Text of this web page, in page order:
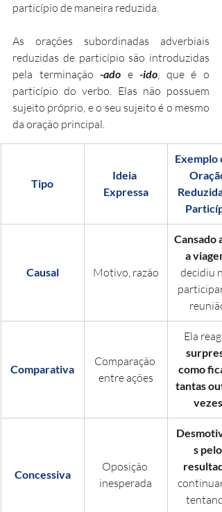
particípio de maneira reduzida.
As orações subordinadas adverbiais
reduzidas de particípio são introduzidas
pela terminação -ado e -ido, que é o
particípio do verbo. Elas não possuem
sujeito próprio, e o seu sujeito é o mesmo
da oração principal.
Tipo
Ideia
Expressa
Exemplo
Oração
Causal Motivo, razão
Cansado
a viagem
decidiu
participar
reunião.
Comparativa
Comparação
entre ações
Ela
como
tantas
vezes
Concessiva
Oposição
inesperada
s pelo